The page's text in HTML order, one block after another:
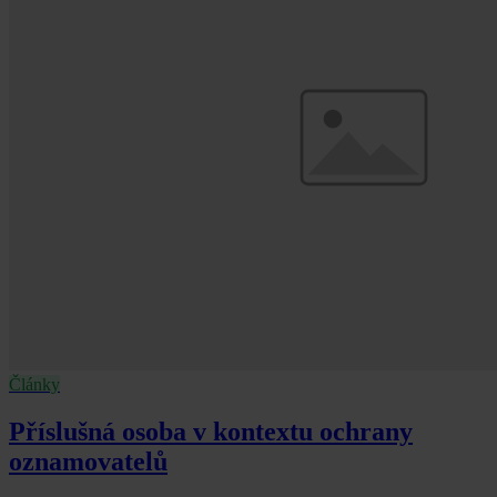
Články
Příslušná osoba v kontextu ochrany
oznamovatelů